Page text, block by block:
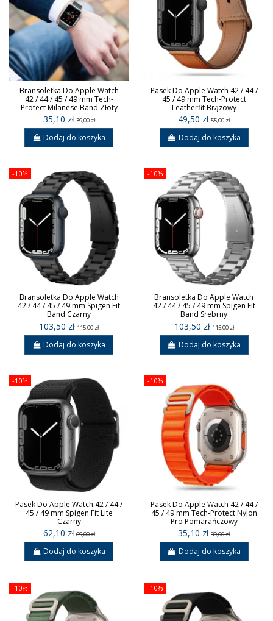
Bransoletka Do Apple Watch
42 / 44 / 45 / 49 mm Tech-
Protect Milanese Band Złoty
35,10 zł39,00 zł
Dodaj do koszyka
Pasek Do Apple Watch 42 / 44 /
45 / 49 mm Tech-Protect
Leatherfit Brązowy
49,50 zł55,00 zł
Dodaj do koszyka
-10%
Bransoletka Do Apple Watch
42 / 44 / 45 / 49 mm Spigen Fit
Band Czarny
103,50 zł115,00 zł
Dodaj do koszyka
-10%
Bransoletka Do Apple Watch
42 / 44 / 45 / 49 mm Spigen Fit
Band Srebrny
103,50 zł 115,00 zł
Dodaj do koszyka
-10%
Pasek Do Apple Watch 42 / 44 /
45 / 49 mm Spigen Fit Lite
Czarny
62,10 zł69,00 zł
Dodaj do koszyka
-10%
Pasek Do Apple Watch 42 / 44 /
45 / 49 mm Tech-Protect Nylon
Pro Pomarańczowy
35,10 zł39,00 zł
Dodaj do koszyka
-10% -10%